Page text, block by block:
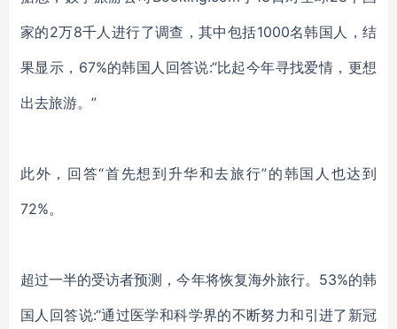
家的2万8千人进行了调查，其中包括1000名韩国人， 结
果显示， 67%的韩国人回答说:“比起今年寻找爱情，更想
出去旅游。”
此外， 回答“首先想到升华和去旅行”的韩国人也达到
72%。
超过一半的受访者预测，今年将恢复海外旅行。 53%的韩
国人回答说:“通过医学和科学界的不断努力和引进了新冠